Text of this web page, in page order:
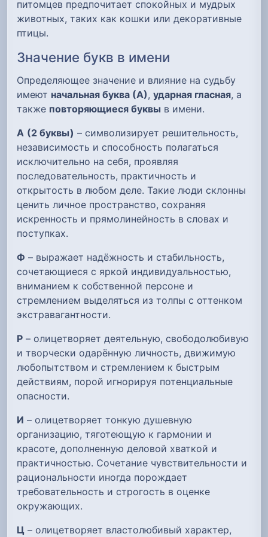
питомцев предпочитает спокойных и мудрых
животных, таких как кошки или декоративные
птицы.
Значение букв в имени
Определяющее значение и влияние на судьбу
имеют начальная буква (А), ударная гласная, а
также повторяющиеся буквы в имени.
А (2 буквы) – символизирует решительность,
независимость и способность полагаться
исключительно на себя, проявляя
последовательность, практичность и
открытость в любом деле. Такие люди склонны
ценить личное пространство, сохраняя
искренность и прямолинейность в словах и
поступках.
Ф – выражает надёжность и стабильность,
сочетающиеся с яркой индивидуальностью,
вниманием к собственной персоне и
стремлением выделяться из толпы с оттенком
экстравагантности.
Р – олицетворяет деятельную, свободолюбивую
и творчески одарённую личность, движимую
любопытством и стремлением к быстрым
действиям, порой игнорируя потенциальные
опасности.
И – олицетворяет тонкую душевную
организацию, тяготеющую к гармонии и
красоте, дополненную деловой хваткой и
практичностью. Сочетание чувствительности и
рациональности иногда порождает
требовательность и строгость в оценке
окружающих.
Ц – олицетворяет властолюбивый характер,